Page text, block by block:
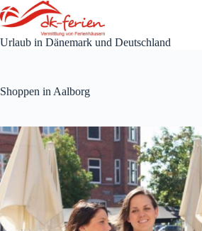
Zum
Inhalt
springen
Urlaub in Dänemark und Deutschland
Shoppen in Aalborg